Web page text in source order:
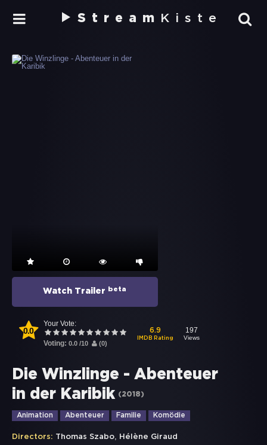
Stream Kiste
Watch Trailer beta
0.0
Your Vote:
Voting: 0.0 /10 (0)
6.9
IMDB Rating
197
Views
Die Winzlinge - Abenteuer
in der Karibik (2018)
Animation Abenteuer Familie Komödie
Directors: Thomas Szabo, Hélène Giraud